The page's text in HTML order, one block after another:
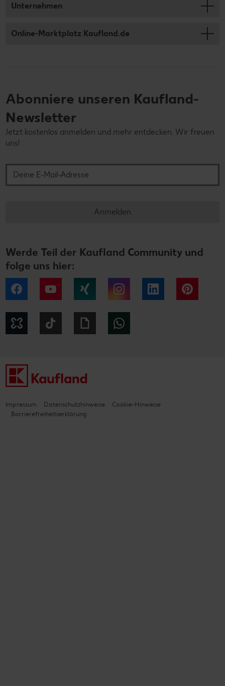
Unternehmen
Online-Marktplatz Kaufland.de
Abonniere unseren Kaufland-
Newsletter
Jetzt kostenlos anmelden und mehr entdecken. Wir freuen
uns!
Anmelden
Werde Teil der Kaufland Community und
folge uns hier:
Facebook YouTube Xing Instagram LinkedIn
Kununu Giphy
Impressum Datenschutzhinweise
Cookie-Hinweise
Barrierefreiheitserklärung